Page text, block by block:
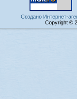
Создано Интернет-
Copyright ©